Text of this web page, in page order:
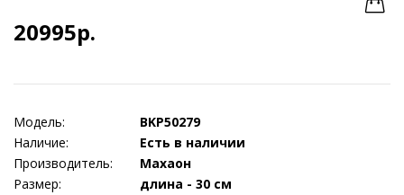
20995р.
Модель:
BKP50279
Наличие:
Есть в наличии
Производитель:
Махаон
Размер:
длина - 30 см